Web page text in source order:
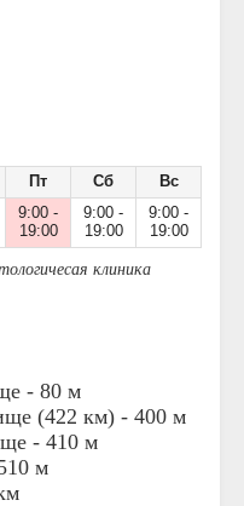
Пт Сб
Вс
9:00 -
19:00
9:00 -
19:00
9:00 -
19:00
клиника
- 80 м
(422 км) - 400 м
- 410 м
м